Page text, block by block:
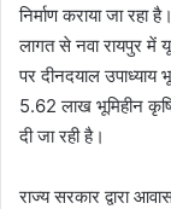
निर्माण कराया जा रहा
लागत से नवा रायपुर में
पर दीनदयाल
5.62 लाख भूमिहीन
दी जा रही है।
राज्य सरकार द्वारा